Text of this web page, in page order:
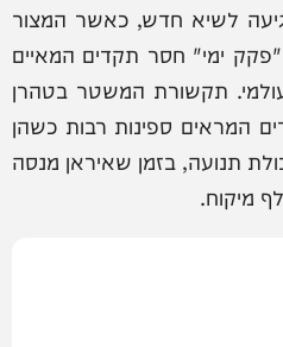
לשיא חדש, כאשר המצור
"פקק ימי" חסר תקדים המאיים
תקשורת המשטר בטהרן
המראים ספינות רבות כשהן
תנועה, בזמן שאיראן מנסה
מיקוח.